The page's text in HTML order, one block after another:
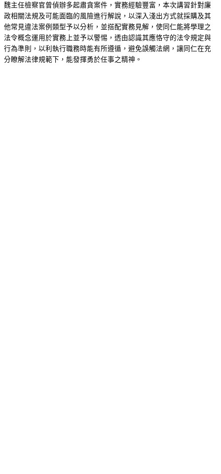
魏主任檢察官曾偵辦多起肅貪案件，實務經驗豐富，本次講習針對廉
政相關法規及可能面臨的風險進行解說，以深入淺出方式就採購及其
他常見違法案例類型予以分析，並搭配實務見解，使同仁能將學理之
法令概念運用於實務上並予以警惕，透由認識其應恪守的法令規定與
行為準則，以利執行職務時能有所遵循，避免誤觸法網，讓同仁在充
分瞭解法律規範下，能發揮勇於任事之精神。